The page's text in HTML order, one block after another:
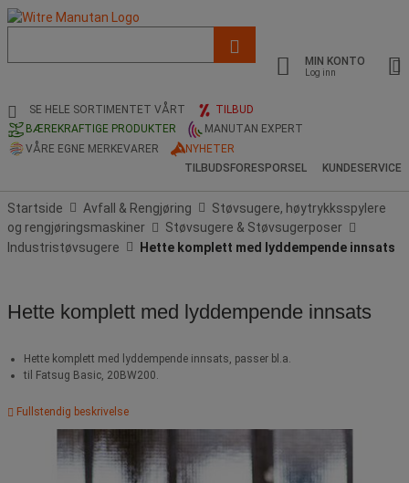
og
søkehistorikk
MIN KONTO
Log inn
SE HELE SORTIMENTET VÅRT
TILBUD
BÆREKRAFTIGE PRODUKTER
MANUTAN EXPERT
VÅRE EGNE MERKEVARER
NYHETER
TILBUDSFORESPORSEL
KUNDESERVICE
Startside Avfall & Rengjøring
Støvsugere, høytrykksspylere
og rengjøringsmaskiner
Støvsugere & Støvsugerposer
Industristøvsugere
Hette komplett med lyddempende innsats
Hette komplett med lyddempende innsats
Hette komplett med lyddempende innsats, passer bl.a.
til Fatsug Basic, 20BW200.
Fullstendig beskrivelse